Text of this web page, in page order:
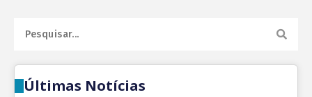
Últimas Notícias